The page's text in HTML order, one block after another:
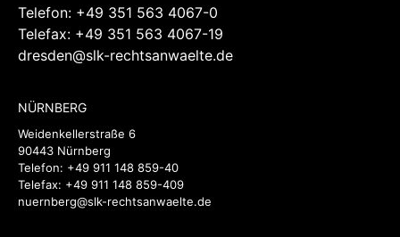
Telefon: +49 351 563 4067-0
Telefax: +49 351 563 4067-19
dresden@slk-rechtsanwaelte.de
NÜRNBERG
Weidenkellerstraße 6
90443 Nürnberg
Telefon: +49 911 148 859-40
Telefax: +49 911 148 859-409
nuernberg@slk-rechtsanwaelte.de